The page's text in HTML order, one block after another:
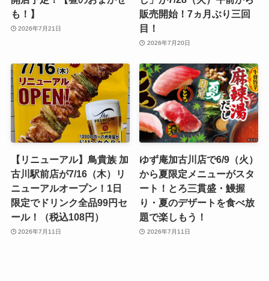
も！】
2026年7月21日
販売開始！7ヵ月ぶり三回
目！
2026年7月20日
【リニューアル】鳥貴族 加
古川駅前店が7/16（木）リ
ニューアルオープン！1日
限定でドリンク全品99円セ
ール！（税込108円）
2026年7月11日
ゆず庵加古川店で6/9（火）
から夏限定メニューがスタ
ート！とろ三貫盛・鰻握
り・夏のデザートを食べ放
題で楽しもう！
2026年7月11日